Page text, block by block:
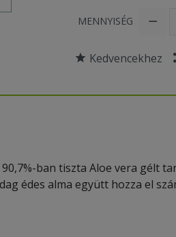
MENNYISÉG
Kedvencekhez
ban tiszta Aloe vera gélt
édes alma együtt hozza el